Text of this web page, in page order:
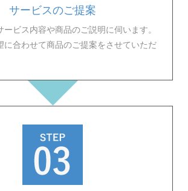
サービスのご提案
ービス内容や商品のご説明に伺います。
に合わせて商品のご提案をさせていただ